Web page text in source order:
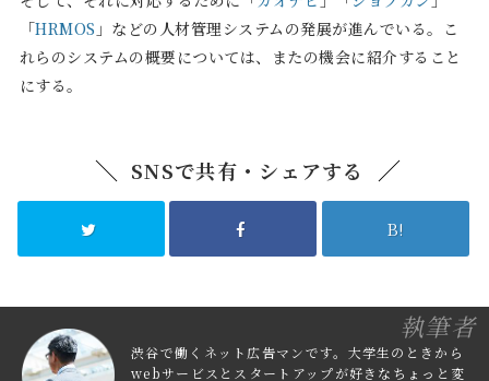
「HRMOS 」などの人材管理システムの発展が進んでいる。こ
れらのシステムの概要については、またの機会に紹介すること
にする。
SNSで共有・シェアする
B!
渋谷で働くネット広告マンです。大学生のときから
webサービスとスタートアップが好きなちょっと変
執筆者